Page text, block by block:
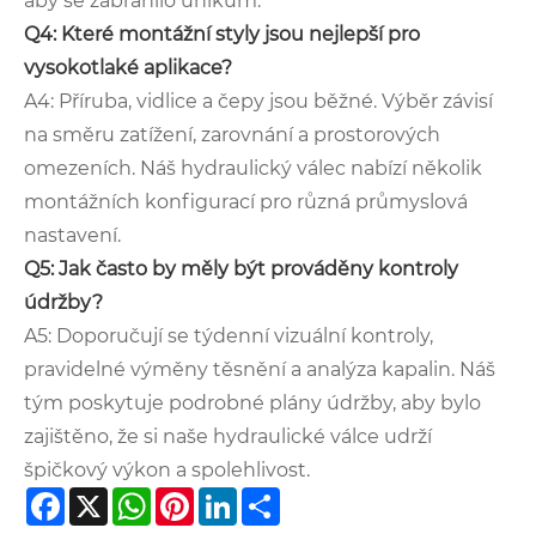
Q4: Které montážní styly jsou nejlepší pro
vysokotlaké aplikace?
A4: Příruba, vidlice a čepy jsou běžné. Výběr závisí
na směru zatížení, zarovnání a prostorových
omezeních. Náš hydraulický válec nabízí několik
montážních konfigurací pro různá průmyslová
nastavení.
Q5: Jak často by měly být prováděny kontroly
údržby?
A5: Doporučují se týdenní vizuální kontroly,
pravidelné výměny těsnění a analýza kapalin. Náš
tým poskytuje podrobné plány údržby, aby bylo
zajištěno, že si naše hydraulické válce udrží
špičkový výkon a spolehlivost.
Facebook
X WhatsApp
PinterestLinkedIn